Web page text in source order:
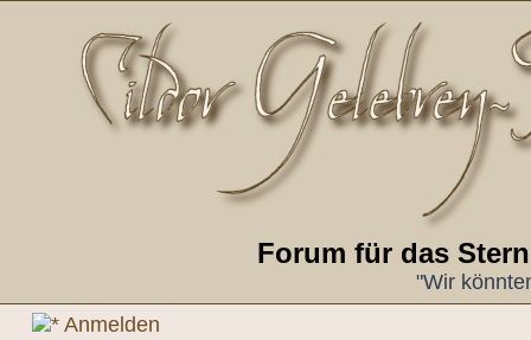
Forum für das
"Wir
Anmelden